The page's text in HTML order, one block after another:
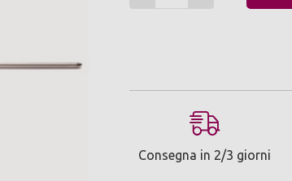
Consegna in 2/3 giorni